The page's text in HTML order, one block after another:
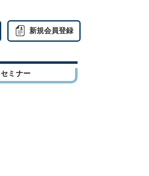
新規会員登録
セミナー